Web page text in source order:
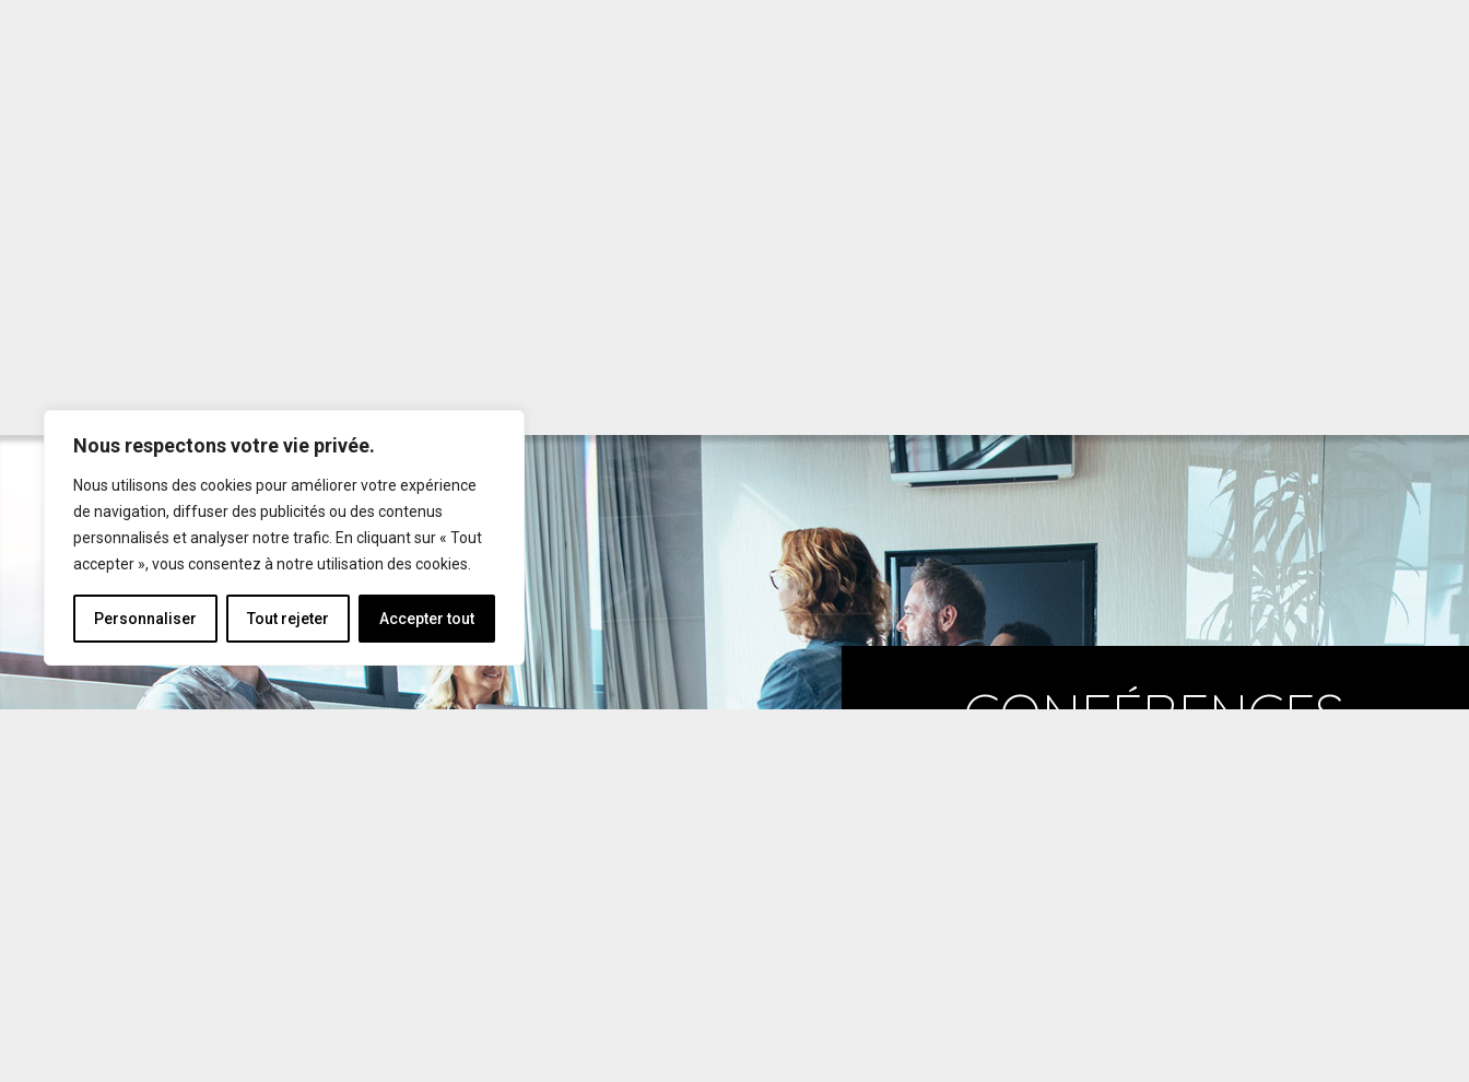
Nous respectons votre vie privée.
Nous utilisons des cookies pour améliorer votre expérience
de navigation, diffuser des publicités ou des contenus
personnalisés et analyser notre trafic. En cliquant sur « Tout
accepter », vous consentez à notre utilisation des cookies.
Personnaliser Tout rejeter Accepter tout
CONFÉRENCES